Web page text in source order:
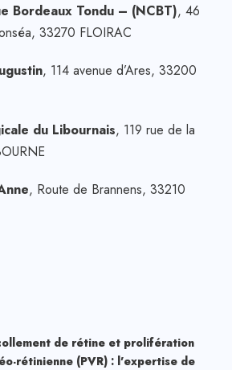
Bordeaux Tondu – (NCBT), 46
33270 FLOIRAC
, 114 avenue d’Ares, 33200
du Libournais, 119 rue de la
, Route de Brannens, 33210
de rétine et prolifération
rétinienne (PVR) : l’expertise de